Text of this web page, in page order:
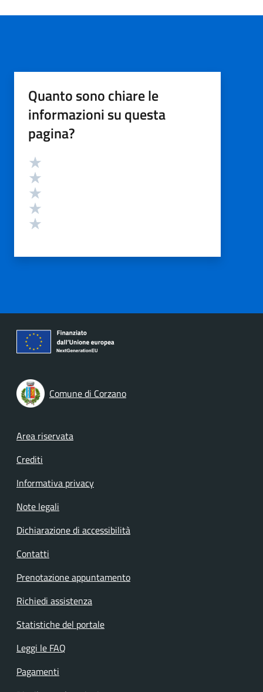
Quanto sono chiare le
informazioni su questa
pagina?
Valutazione
Comune di Corzano
Footer menu
Area riservata
Crediti
Informativa privacy
Note legali
Dichiarazione di accessibilità
Contatti
Prenotazione appuntamento
Richiedi assistenza
Statistiche del portale
Leggi le FAQ
Pagamenti